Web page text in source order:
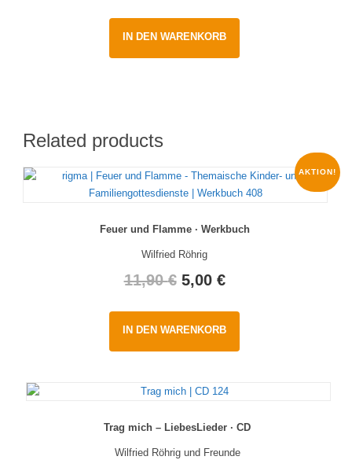
IN DEN WARENKORB
Related products
AKTION!
Feuer und Flamme · Werkbuch
Wilfried Röhrig
11,90€ Original
was:
5,00 €Current
is:
IN DEN WARENKORB
Trag mich – LiebesLieder · CD
Wilfried Röhrig und Freunde